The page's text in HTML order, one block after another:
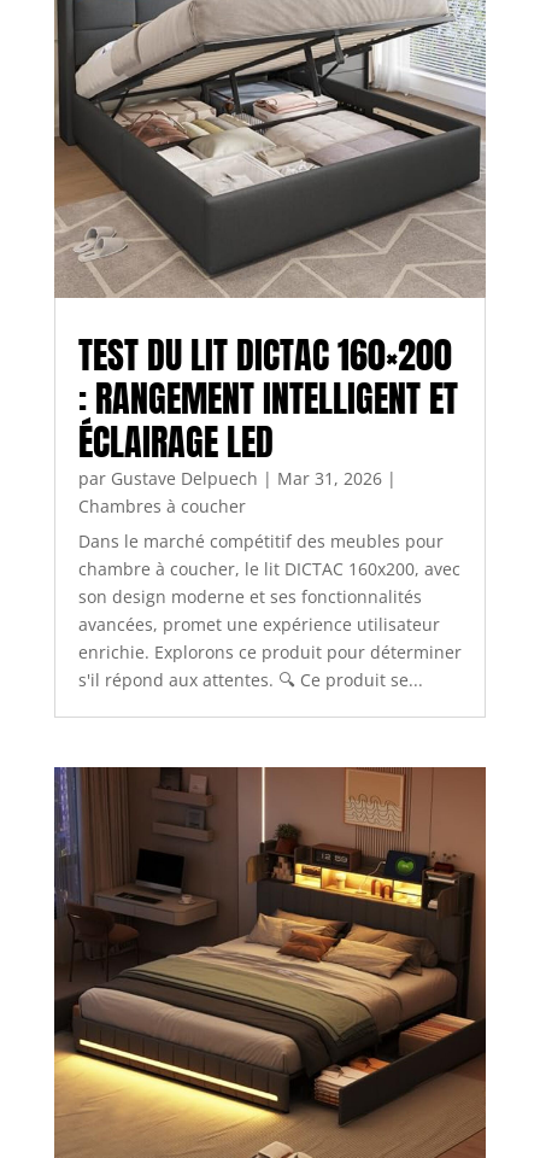
TEST DU LIT DICTAC 160×200
: RANGEMENT INTELLIGENT ET
ÉCLAIRAGE LED
par Gustave Delpuech | Mar 31, 2026|
Chambres à coucher
Dans le marché compétitif des meubles pour
chambre à coucher, le lit DICTAC 160x200, avec
son design moderne et ses fonctionnalités
avancées, promet une expérience utilisateur
enrichie. Explorons ce produit pour déterminer
s'il répond aux attentes. 🔍 Ce produit se...